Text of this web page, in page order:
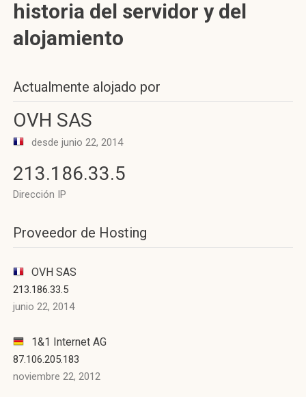
historia del servidor y del
alojamiento
Actualmente alojado por
OVH SAS
desde junio 22, 2014
213.186.33.5
Dirección IP
Proveedor de Hosting
OVH SAS
213.186.33.5
junio 22, 2014
1&1 Internet AG
87.106.205.183
noviembre 22, 2012